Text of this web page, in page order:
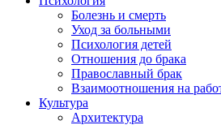
Болезнь и смерть
Уход за больными
Психология детей
Отношения до брака
Православный брак
Взаимоотношения на
Культура
Архитектура